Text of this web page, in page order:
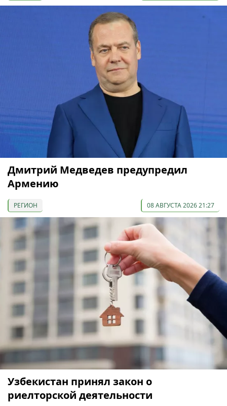
Дмитрий Медведев предупредил
Армению
РЕГИОН 08 АВГУСТА 2026 21:27
Узбекистан принял закон о
риелторской деятельности